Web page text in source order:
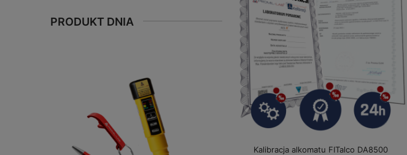
PRODUKT DNIA
Kalibracja alkomatu FITalco DA8500